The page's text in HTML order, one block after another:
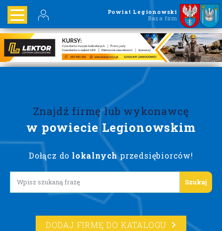
Powiat Legionowski
Baza firm
Znajdź firmę lub wykonawcę
w powiecie Legionowskim
Dołącz do lokalnych przedsiębiorców!
Lorem ipsum
DODAJ FIRMĘ DO KATALOGU